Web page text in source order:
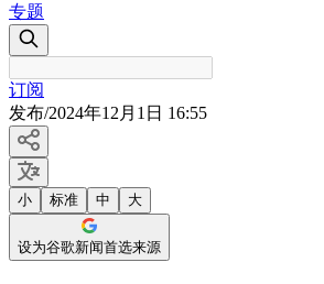
专题
订阅
发布/2024年12月1日 16:55
小 标准 中 大
设为谷歌新闻首选来源